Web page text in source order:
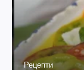
Рецепти